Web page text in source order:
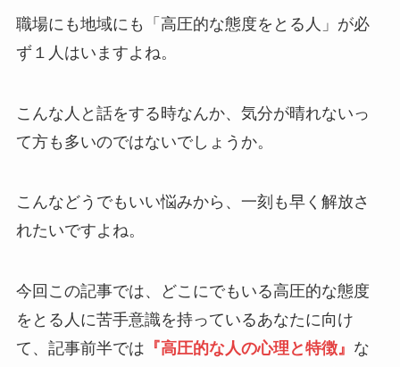
職場にも地域にも「高圧的な態度をとる人」が必
ず１人はいますよね。
こんな人と話をする時なんか、気分が晴れないっ
て方も多いのではないでしょうか。
こんなどうでもいい悩みから、一刻も早く解放さ
れたいですよね。
今回この記事では、どこにでもいる高圧的な態度
をとる人に苦手意識を持っているあなたに向け
て、記事前半では 『高圧的な人の心理と特徴』 な